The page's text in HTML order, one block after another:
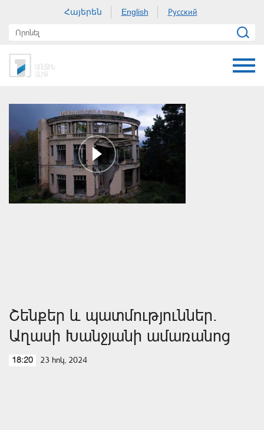
Հայերեն English Русский
Շենքեր և պատմություններ․
Աղասի Խանջյանի ամառանոց
18:20 23 հոկ, 2024